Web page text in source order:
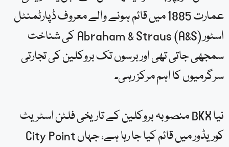
عمارت 1885 میں قائم ہونے والے معروف ڈپارٹمنٹل
اسٹور Abraham & Straus (A&S) کی شناخت
سمجھی جاتی تھی اور برسوں تک بروکلین کی تجارتی
سرگرمیوں کا اہم مرکز رہی۔
نیا BKX منصوبہ بروکلین کے تاریخی فلٹن اسٹریٹ
کوریڈور میں قائم کیا جا رہا ہے، جہاں City Point